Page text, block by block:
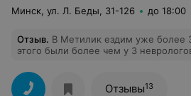
Минск, ул. Л. Беды, 31-126 до 18:00
Отзыв. В Метилик ездим уже более
этого были более чем у 3
замечательной Ларисы Андреевны
внимательность, сопереживание
Отзывы13